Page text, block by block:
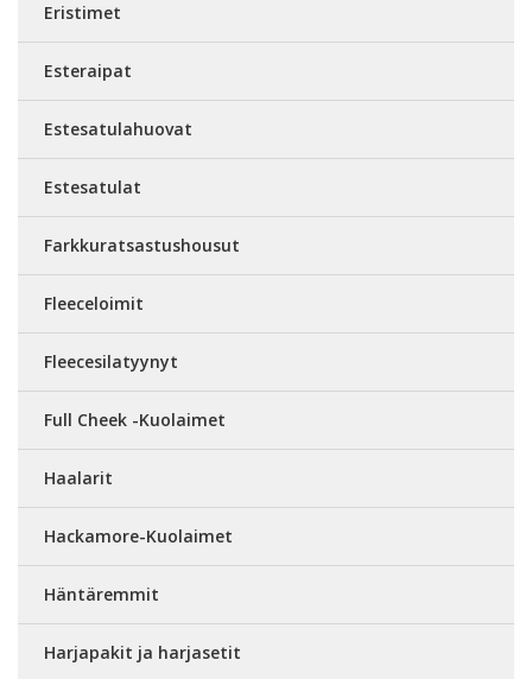
Eristimet
Esteraipat
Estesatulahuovat
Estesatulat
Farkkuratsastushousut
Fleeceloimit
Fleecesilatyynyt
Full Cheek -Kuolaimet
Haalarit
Hackamore-Kuolaimet
Häntäremmit
Harjapakit ja harjasetit